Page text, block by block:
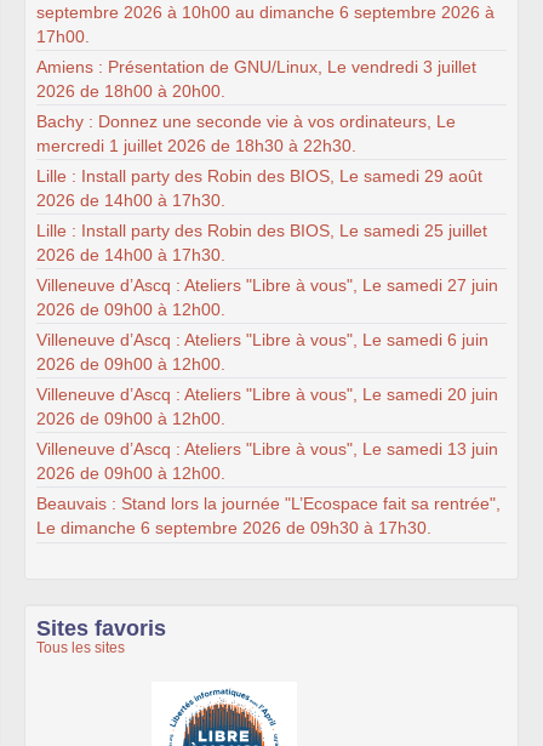
septembre 2026 à 10h00 au dimanche 6 septembre 2026 à
17h00.
Amiens : Présentation de GNU/Linux, Le vendredi 3 juillet
2026 de 18h00 à 20h00.
Bachy : Donnez une seconde vie à vos ordinateurs, Le
mercredi 1 juillet 2026 de 18h30 à 22h30.
Lille : Install party des Robin des BIOS, Le samedi 29 août
2026 de 14h00 à 17h30.
Lille : Install party des Robin des BIOS, Le samedi 25 juillet
2026 de 14h00 à 17h30.
Villeneuve d’Ascq : Ateliers "Libre à vous", Le samedi 27 juin
2026 de 09h00 à 12h00.
Villeneuve d’Ascq : Ateliers "Libre à vous", Le samedi 6 juin
2026 de 09h00 à 12h00.
Villeneuve d’Ascq : Ateliers "Libre à vous", Le samedi 20 juin
2026 de 09h00 à 12h00.
Villeneuve d’Ascq : Ateliers "Libre à vous", Le samedi 13 juin
2026 de 09h00 à 12h00.
Beauvais : Stand lors la journée "L’Ecospace fait sa rentrée",
Le dimanche 6 septembre 2026 de 09h30 à 17h30.
Sites favoris
Tous les sites